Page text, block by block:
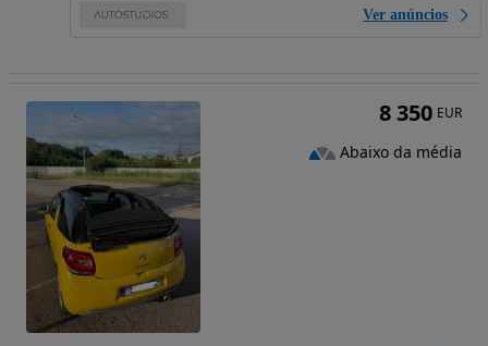
Ver anúncios
8 350 EUR
Abaixo da média